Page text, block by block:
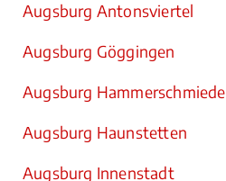
Augsburg Antonsviertel
Augsburg Göggingen
Augsburg Hammerschmiede
Augsburg Haunstetten
Augsburg Innenstadt